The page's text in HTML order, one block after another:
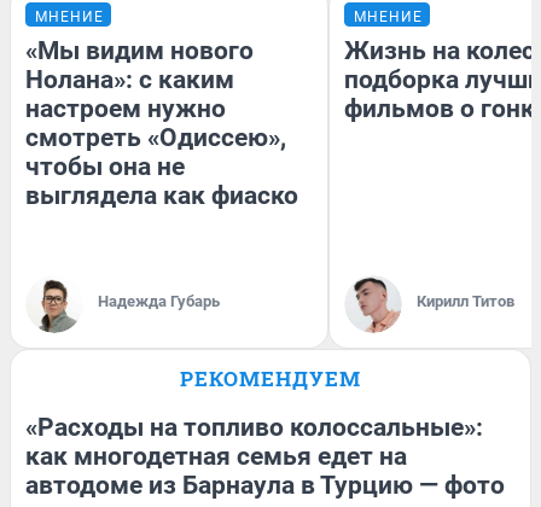
МНЕНИЕ
«Мы видим нового
Нолана»: с каким
настроем нужно
смотреть «Одиссею»,
чтобы она не
выглядела как фиаско
Надежда Губарь
МНЕНИЕ
Жизнь на
подборка
фильмов о
Кирилл Титов
РЕКОМЕНДУЕМ
«Расходы на топливо колоссальные»:
как многодетная семья едет на
автодоме из Барнаула в Турцию — фото